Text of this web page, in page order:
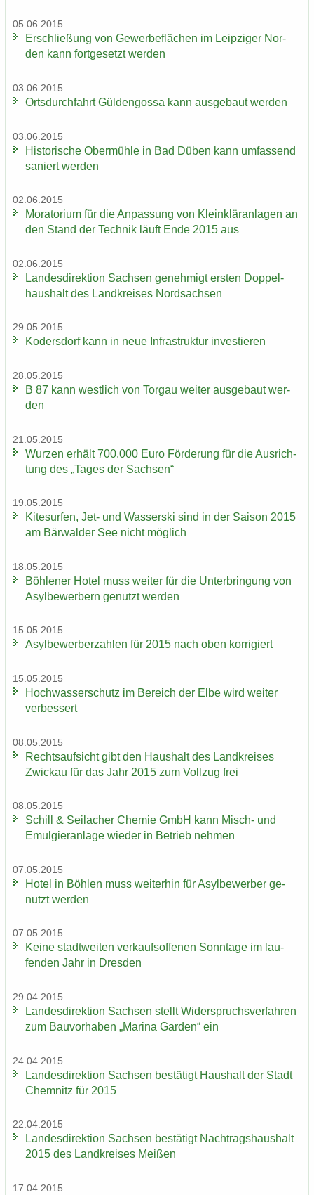
05.06.2015
Er­schlie­ßung von Ge­wer­be­flä­chen im Leip­zi­ger Nor­
den kann fort­ge­setzt wer­den
03.06.2015
Orts­durch­fahrt Gül­den­gos­sa kann aus­ge­baut wer­den
03.06.2015
His­to­ri­sche Ober­müh­le in Bad Düben kann um­fas­send
sa­niert wer­den
02.06.2015
Mo­ra­to­ri­um für die An­pas­sung von Klein­klär­an­la­gen an
den Stand der Tech­nik läuft Ende 2015 aus
02.06.2015
Lan­des­di­rek­ti­on Sach­sen ge­neh­migt ers­ten Dop­pel­
haus­halt des Land­krei­ses Nord­sach­sen
29.05.2015
Ko­ders­dorf kann in neue In­fra­struk­tur in­ves­tie­ren
28.05.2015
B 87 kann west­lich von Tor­gau wei­ter aus­ge­baut wer­
den
21.05.2015
Wur­zen er­hält 700.000 Euro För­de­rung für die Aus­rich­
tung des „Tages der Sach­sen“
19.05.2015
Ki­te­sur­fen, Jet- und Was­ser­ski sind in der Sai­son 2015
am Bär­wal­der See nicht mög­lich
18.05.2015
Böh­le­ner Hotel muss wei­ter für die Un­ter­brin­gung von
Asyl­be­wer­bern ge­nutzt wer­den
15.05.2015
Asyl­be­wer­ber­zah­len für 2015 nach oben kor­ri­giert
15.05.2015
Hoch­was­ser­schutz im Be­reich der Elbe wird wei­ter
ver­bes­sert
08.05.2015
Rechts­auf­sicht gibt den Haus­halt des Land­krei­ses
Zwi­ckau für das Jahr 2015 zum Voll­zug frei
08.05.2015
Schill & Seil­a­cher Che­mie GmbH kann Misch-​ und
Emul­gier­an­la­ge wie­der in Be­trieb neh­men
07.05.2015
Hotel in Böh­len muss wei­ter­hin für Asyl­be­wer­ber ge­
nutzt wer­den
07.05.2015
Keine stadt­wei­ten ver­kaufs­of­fe­nen Sonn­ta­ge im lau­
fen­den Jahr in Dres­den
29.04.2015
Lan­des­di­rek­ti­on Sach­sen stellt Wi­der­spruchs­ver­fah­ren
zum Bau­vor­ha­ben „Ma­ri­na Gar­den“ ein
24.04.2015
Lan­des­di­rek­ti­on Sach­sen be­stä­tigt Haus­halt der Stadt
Chem­nitz für 2015
22.04.2015
Lan­des­di­rek­ti­on Sach­sen be­stä­tigt Nach­trags­haus­halt
2015 des Land­krei­ses Mei­ßen
17.04.2015